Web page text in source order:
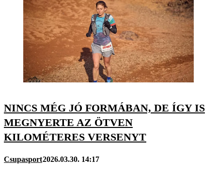
NINCS MÉG JÓ FORMÁBAN, DE ÍGY IS
MEGNYERTE AZ ÖTVEN
KILOMÉTERES VERSENYT
Csupasport2026.03.30. 14:17